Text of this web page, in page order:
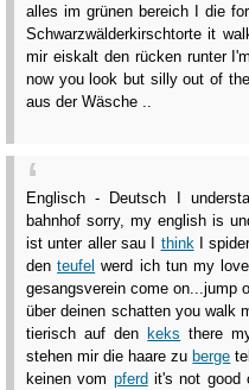
alles im grünen bereich I die
Schwarzwälderkirschtorte it
mir eiskalt den rücken runter
now you look but silly out of
aus der Wäsche ..
Englisch - Deutsch I
bahnhof sorry, my english is
ist unter aller sau I thinkI
denteufel werd ich tun my
gesangsverein come on...jump
über deinen schatten you walk
tierisch auf den keks there
stehen mir die haare zu berge
keinen vom pferd it's not good